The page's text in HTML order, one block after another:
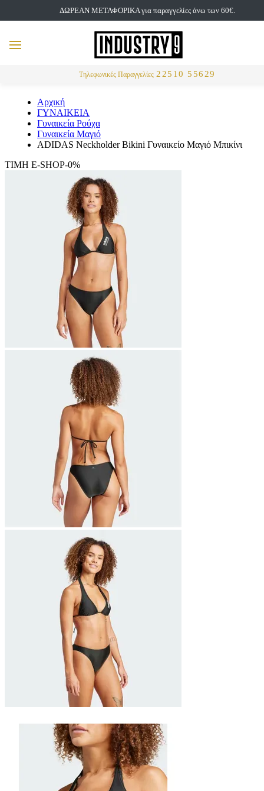
ΔΩΡΕΑΝ ΜΕΤΑΦΟΡΙΚΑ για παραγγελίες άνω των 60€.
Τηλεφωνικές Παραγγελίες 22510 55629
MENU
Αρχική
ΓΥΝΑΙΚΕΙΑ
Γυναικεία Ρούχα
Γυναικεία Μαγιό
ADIDAS Neckholder Bikini Γυναικείο Μαγιό Μπικίνι
ΤΙΜΗ E-SHOP-0%